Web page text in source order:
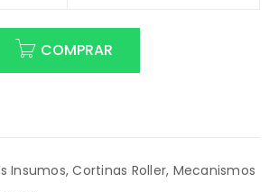
COMPRAR
Insumos,Cortinas Roller, Mecanismos